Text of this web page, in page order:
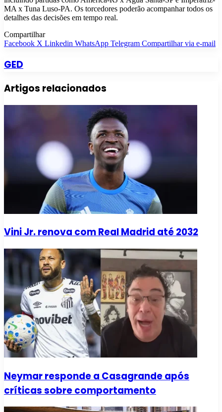
MA x Tuna Luso-PA. Os torcedores poderão acompanhar todos os
detalhes das decisões em tempo real.
Compartilhar
Facebook X Linkedin WhatsApp Telegram Compartilhar via e-mail
GED
Artigos relacionados
Vini Jr. renova com Real Madrid até 2032
Neymar responde a Casagrande após
críticas sobre comportamento